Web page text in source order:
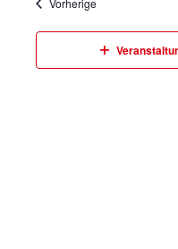
Vorherige